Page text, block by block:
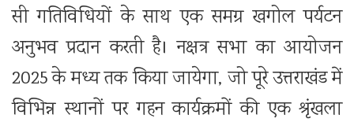
सी गतिविधियों के साथ एक समग्र खगोल पर्यटन
अनुभव प्रदान करती है। नक्षत्र सभा का आयोजन
2025 के मध्य तक किया जायेगा, जो पूरे उत्तराखंड में
विभिन्न स्थानों पर गहन कार्यक्रमों की एक श्रृंखला